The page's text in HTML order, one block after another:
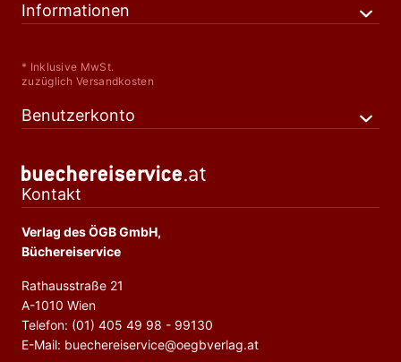
Informationen
* Inklusive MwSt.
zuzüglich Versandkosten
Benutzerkonto
Kontakt
Verlag des ÖGB GmbH,
Büchereiservice
Rathausstraße 21
A-1010 Wien
Telefon: (01) 405 49 98 - 99130
E-Mail: buechereiservice@oegbverlag.at